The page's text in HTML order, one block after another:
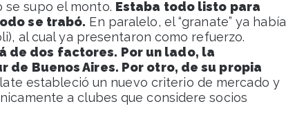
se supo el monto. Estaba todo listo para
se trabó. En paralelo, el “granate” ya había
al cual ya presentaron como refuerzo.
de dos factores. Por un lado, la
Buenos Aires. Por otro, de su propia
estableció un nuevo criterio de mercado y
a clubes que considere socios